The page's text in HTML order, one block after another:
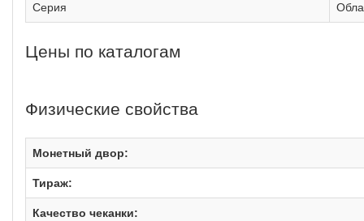
Серия
Цены по каталогам
Физические свойства
Монетный двор:
Тираж:
Качество чеканки: